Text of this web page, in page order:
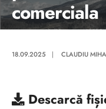
comerciala
18.09.2025 | CLAUDIU
Descarcă